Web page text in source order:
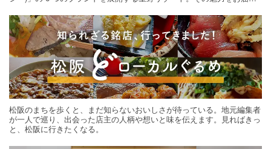
松阪のまちを歩くと、まだ知らないおいしさが待っている。地元編集者
が一人で巡り、出会った店主の人柄や想いと味を伝えます。見ればきっ
と、松阪に行きたくなる。